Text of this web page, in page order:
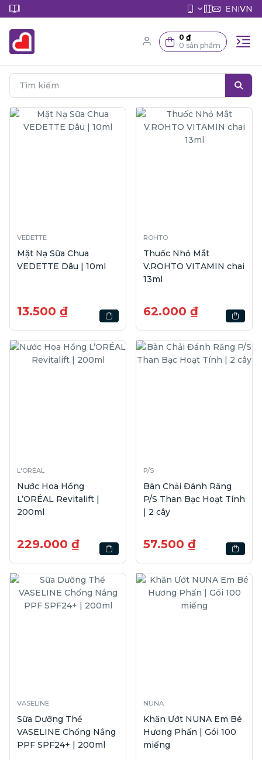
EN|VN
0 ₫
0 sản phẩm
VEDETTE
Mặt Nạ Sữa Chua
VEDETTE Dâu | 10ml
13.500 ₫
ROHTO
Thuốc Nhỏ Mắt
V.ROHTO VITAMIN chai
13ml
62.000 ₫
L'ORÉAL
Nước Hoa Hồng
L’ORÉAL Revitalift |
200ml
229.000 ₫
P/S
Bàn Chải Đánh Răng
P/S Than Bạc Hoạt Tính
| 2 cây
57.500 ₫
VASELINE
Sữa Dưỡng Thể
VASELINE Chống Nắng
PPF SPF24+ | 200ml
NUNA
Khăn Ướt NUNA Em Bé
Hương Phấn | Gói 100
miếng